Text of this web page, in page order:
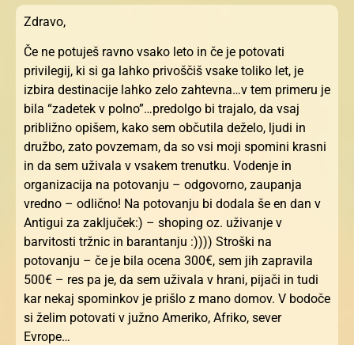
Zdravo,
Če ne potuješ ravno vsako leto in če je potovati
privilegij, ki si ga lahko privoščiš vsake toliko let, je
izbira destinacije lahko zelo zahtevna…v tem primeru je
bila “zadetek v polno”…predolgo bi trajalo, da vsaj
približno opišem, kako sem občutila deželo, ljudi in
družbo, zato povzemam, da so vsi moji spomini krasni
in da sem uživala v vsakem trenutku. Vodenje in
organizacija na potovanju – odgovorno, zaupanja
vredno – odlično! Na potovanju bi dodala še en dan v
Antigui za zaključek:) – shoping oz. uživanje v
barvitosti tržnic in barantanju :)))) Stroški na
potovanju – če je bila ocena 300€, sem jih zapravila
500€ – res pa je, da sem uživala v hrani, pijači in tudi
kar nekaj spominkov je prišlo z mano domov. V bodoče
si želim potovati v južno Ameriko, Afriko, sever
Evrope…